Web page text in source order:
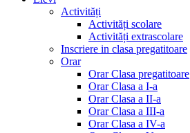
Activități
Activități scolare
Activități extrascolare
Inscriere in clasa pregatitoare
Orar
Orar Clasa pregatitoare
Orar Clasa a I-a
Orar Clasa a II-a
Orar Clasa a III-a
Orar Clasa a IV-a